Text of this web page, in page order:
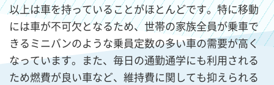
以上は車を持っていることがほとんどです。特に移動
には車が不可欠となるため、世帯の家族全員が乗車で
きるミニバンのような乗員定数の多い車の需要が高く
なっています。また、毎日の通勤通学にも利用される
ため燃費が良い車など、維持費に関しても抑えられる